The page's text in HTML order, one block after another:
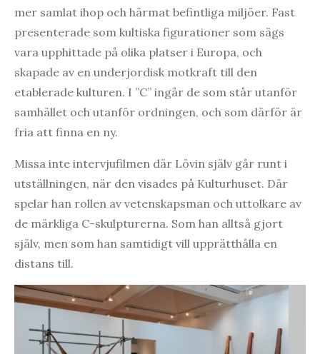
mer samlat ihop och härmat befintliga miljöer. Fast
presenterade som kultiska figurationer som sägs
vara upphittade på olika platser i Europa, och
skapade av en underjordisk motkraft till den
etablerade kulturen. I ”C” ingår de som står utanför
samhället och utanför ordningen, och som därför är
fria att finna en ny.
Missa inte intervjufilmen där Lövin själv går runt i
utställningen, när den visades på Kulturhuset. Där
spelar han rollen av vetenskapsman och uttolkare av
de märkliga C-skulpturerna. Som han alltså gjort
själv, men som han samtidigt vill upprätthålla en
distans till.